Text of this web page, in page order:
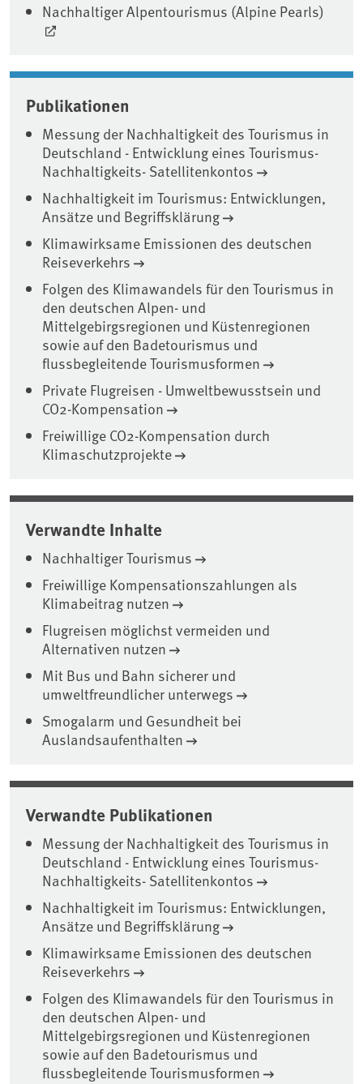
Nachhaltiger Alpentourismus (Alpine Pearls)
Publikationen
Messung der Nachhaltigkeit des Tourismus in
Deutschland - Entwicklung eines Tourismus-
Nachhaltigkeits- Satellitenkontos
Nachhaltigkeit im Tourismus: Entwicklungen,
Ansätze und Begriffsklärung
Klimawirksame Emissionen des deutschen
Reiseverkehrs
Folgen des Klimawandels für den Tourismus in
den deutschen Alpen- und
Mittelgebirgsregionen und Küstenregionen
sowie auf den Badetourismus und
flussbegleitende Tourismusformen
Private Flugreisen - Umweltbewusstsein und
CO2-Kompensation
Freiwillige CO2-Kompensation durch
Klimaschutzprojekte
Verwandte Inhalte
Nachhaltiger Tourismus
Freiwillige Kompensationszahlungen als
Klimabeitrag nutzen
Flugreisen möglichst vermeiden und
Alternativen nutzen
Mit Bus und Bahn sicherer und
umweltfreundlicher unterwegs
Smogalarm und Gesundheit bei
Auslandsaufenthalten
Verwandte Publikationen
Messung der Nachhaltigkeit des Tourismus in
Deutschland - Entwicklung eines Tourismus-
Nachhaltigkeits- Satellitenkontos
Nachhaltigkeit im Tourismus: Entwicklungen,
Ansätze und Begriffsklärung
Klimawirksame Emissionen des deutschen
Reiseverkehrs
Folgen des Klimawandels für den Tourismus in
den deutschen Alpen- und
Mittelgebirgsregionen und Küstenregionen
sowie auf den Badetourismus und
flussbegleitende Tourismusformen